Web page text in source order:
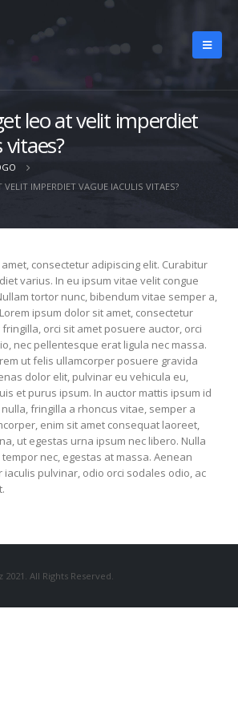
leo at velit imperdiet
IMPERDIET VAGUE IACULIS VITAES?
consectetur adipiscing elit. Curabitur
varius. In eu ipsum vitae velit congue
tortor nunc, bibendum vitae semper a,
ipsum dolor sit amet, consectetur
orci sit amet posuere auctor, orci
nec pellentesque erat ligula nec massa.
ut felis ullamcorper posuere gravida
dolor elit, pulvinar eu vehicula eu,
et purus ipsum. In auctor mattis ipsum id
fringilla a rhoncus vitae, semper a
enim sit amet consequat laoreet,
ut egestas urna ipsum nec libero. Nulla
nec, egestas at massa. Aenean
pulvinar, odio orci sodales odio, ac
All Rights Reserved.